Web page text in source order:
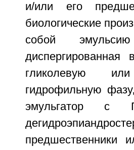
и/или его
биологические
собой
гликолевую
гидрофильную
эмульгатор
предшественники